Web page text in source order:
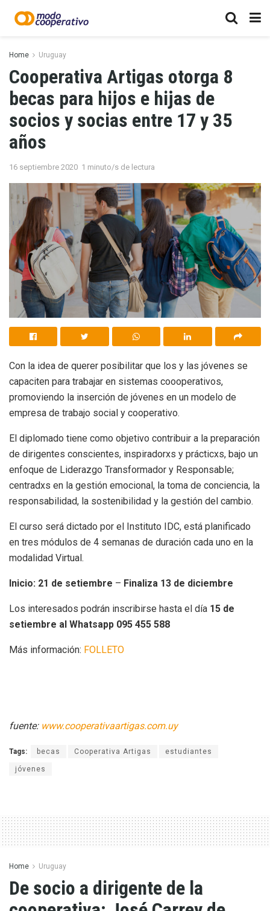
Home Uruguay
Cooperativa Artigas otorga 8
becas para hijos e hijas de
socios y socias entre 17 y 35
años
16 septiembre 2020 1 minuto/s de lectura
Con la idea de querer posibilitar que los y las jóvenes se
capaciten para trabajar en sistemas coooperativos,
promoviendo la inserción de jóvenes en un modelo de
empresa de trabajo social y cooperativo.
El diplomado tiene como objetivo contribuir a la preparación
de dirigentes conscientes, inspiradorxs y prácticxs, bajo un
enfoque de Liderazgo Transformador y Responsable;
centradxs en la gestión emocional, la toma de conciencia, la
responsabilidad, la sostenibilidad y la gestión del cambio.
El curso será dictado por el Instituto IDC, está planificado
en tres módulos de 4 semanas de duración cada uno en la
modalidad Virtual.
Inicio: 21 de setiembre – Finaliza 13 de diciembre
Los interesados podrán inscribirse hasta el día 15 de
setiembre al Whatsapp 095 455 588
Más información: FOLLETO
fuente: www.cooperativaartigas.com.uy
Tags: becas Cooperativa Artigas estudiantes
jóvenes
Home Uruguay
De socio a dirigente de la